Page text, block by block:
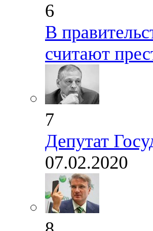
6
В
считают
7
Депутат
07.02.2020